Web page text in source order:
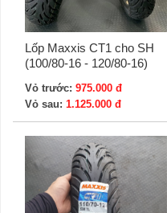
Lốp Maxxis CT1 cho SH
(100/80-16 - 120/80-16)
Vỏ trước: 975.000 đ
Vỏ sau: 1.125.000 đ